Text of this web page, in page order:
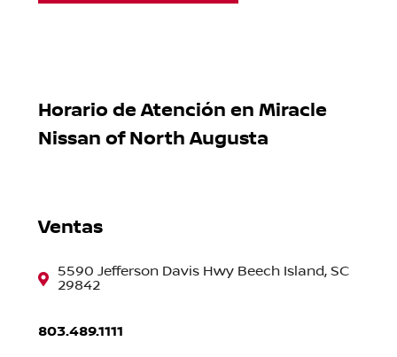
Horario de Atención en Miracle
Nissan of North Augusta
Ventas
5590 Jefferson Davis Hwy Beech Island, SC
29842
803.489.1111